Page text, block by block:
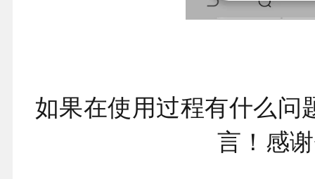
如果在使用过程有什么
言！感